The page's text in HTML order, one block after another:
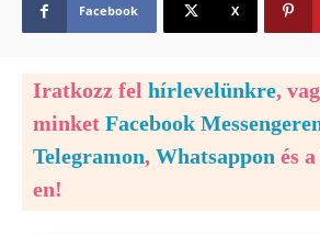
Facebook X
Iratkozz fel hírlevelünkre,
minket Facebook
Telegramon, Whatsappon és a
en!